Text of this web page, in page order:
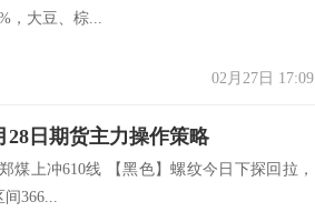
，大豆、棕...
02月27日 17:09
28日期货主力操作策略
煤上冲610线 【黑色】螺纹今日下探回拉，
366...